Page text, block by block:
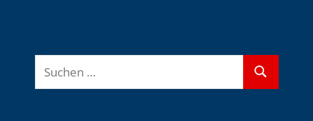
Suchen
nach:
Suchen